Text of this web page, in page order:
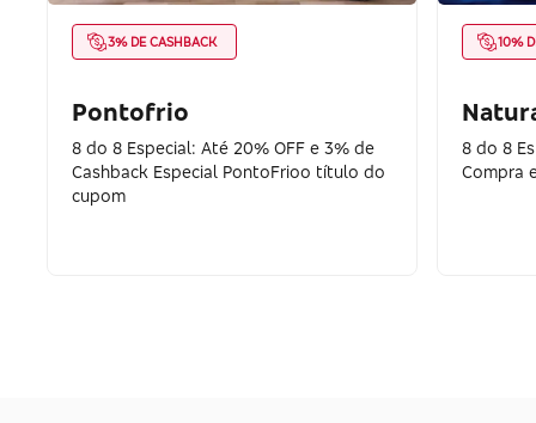
3% DE CASHBACK
Pontofrio
8 do 8 Especial: Até 20% OFF e 3% de
Cashback Especial PontoFrioo título do
cupom
10%
8 do 8
Compra